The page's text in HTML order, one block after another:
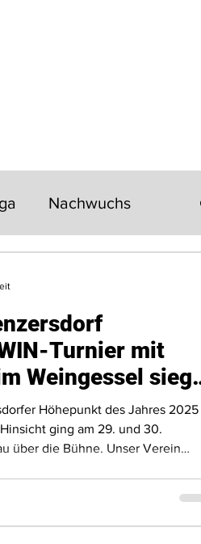
Nachwuchs
Turnier mit
Weingessel siegt
Höhepunkt des Jahres 2025
ging am 29. und 30.
über die Bühne. Unser Verein
Turnierleitung von 22
Tischtennistischen in 3